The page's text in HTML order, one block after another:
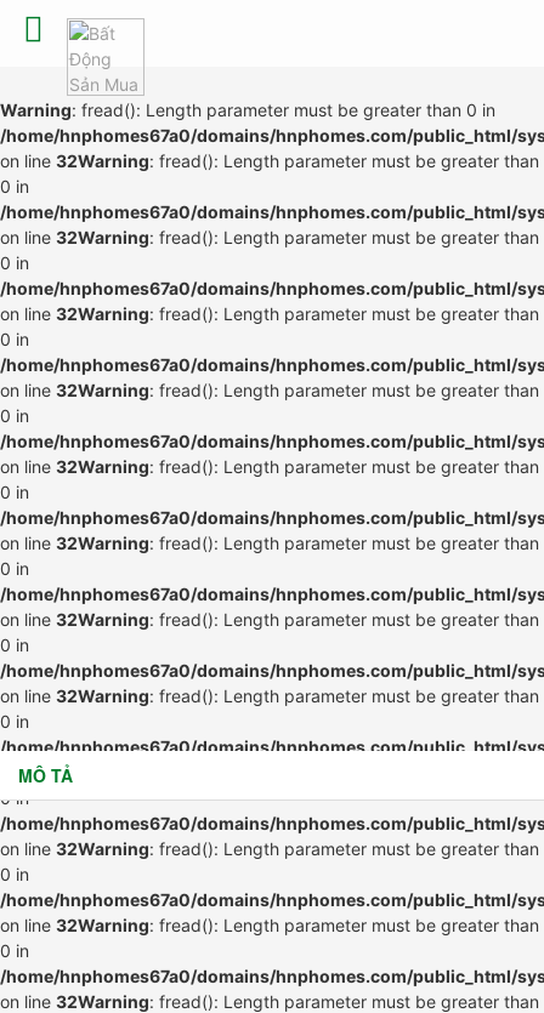
Warning: fread(): Length parameter must be greater than 0 in
/home/hnphomes67a0/domains/hnphomes.com/public_html/
on line 32Warning: fread(): Length parameter must be greater than
0 in
/home/hnphomes67a0/domains/hnphomes.com/public_html/
on line 32Warning: fread(): Length parameter must be greater than
0 in
/home/hnphomes67a0/domains/hnphomes.com/public_html/
on line 32Warning: fread(): Length parameter must be greater than
0 in
/home/hnphomes67a0/domains/hnphomes.com/public_html/
on line 32Warning: fread(): Length parameter must be greater than
0 in
/home/hnphomes67a0/domains/hnphomes.com/public_html/
on line 32Warning: fread(): Length parameter must be greater than
0 in
/home/hnphomes67a0/domains/hnphomes.com/public_html/
on line 32Warning: fread(): Length parameter must be greater than
0 in
/home/hnphomes67a0/domains/hnphomes.com/public_html/
on line 32Warning: fread(): Length parameter must be greater than
0 in
/home/hnphomes67a0/domains/hnphomes.com/public_html/
on line 32Warning: fread(): Length parameter must be greater than
0 in
/home/hnphomes67a0/domains/hnphomes.com/public_html/
on line32
0 in
/home/hnphomes67a0/domains/hnphomes.com/public_html/
on line 32Warning: fread(): Length parameter must be greater than
0 in
/home/hnphomes67a0/domains/hnphomes.com/public_html/
on line 32Warning: fread(): Length parameter must be greater than
0 in
/home/hnphomes67a0/domains/hnphomes.com/public_html/
on line 32Warning: fread(): Length parameter must be greater than
MÔ TẢ